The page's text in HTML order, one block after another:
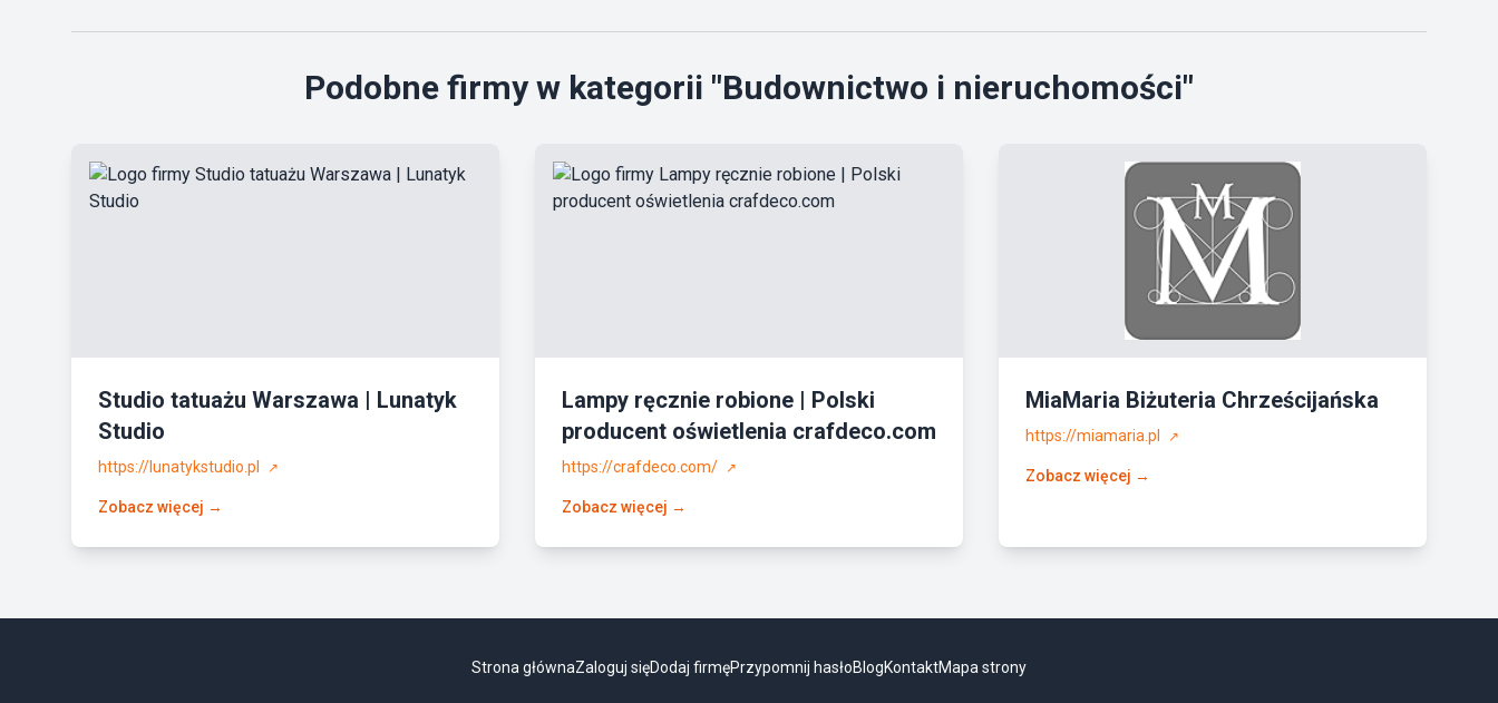
Podobne firmy w kategorii "Budownictwo i nieruchomości"
Studio tatuażu Warszawa | Lunatyk
Studio
https://lunatykstudio.pl ↗
Zobacz więcej →
Lampy ręcznie robione | Polski
producent oświetlenia crafdeco.com
https://crafdeco.com/ ↗
Zobacz więcej →
MiaMaria Biżuteria Chrześcijańska
https://miamaria.pl ↗
Zobacz więcej →
Strona głównaZaloguj sięDodaj firmęPrzypomnij hasłoBlogKontaktMapa strony